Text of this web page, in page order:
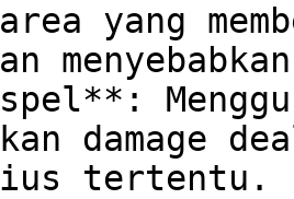
yang
damage
tertentu.